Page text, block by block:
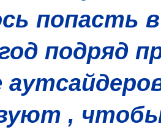
попасть
подряд
,